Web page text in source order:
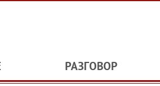
РАЗГОВОР